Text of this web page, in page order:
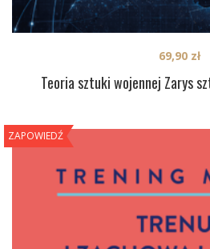
Teoria sztuki wojennej Zarys
69,90 zł
ZAPOWIEDŹ